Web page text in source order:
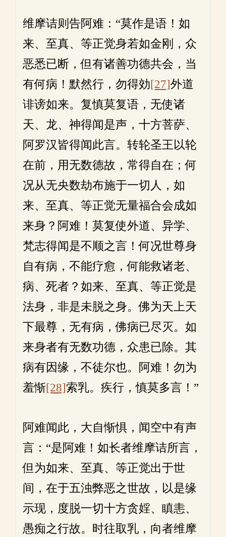
维摩诘则告阿难：“莫作是语！如
来、至真、等正觉身若如金刚，众
恶悉已断，但有诸善功德共会，当
有何病！默然行，勿得効[27]外道
诽谤如来。复慎莫复语，无使诸
天、龙、神得闻是声，十方菩萨、
阿罗汉皆得闻此言。转轮圣王以轮
在前，用无数德故，常得自在；何
况从无央数劫布施于一切人，如
来、至真、等正觉无量福合会成如
来身？阿难！莫复使外道、异学、
梵志得闻是不顺之言！何况世尊身
自有病，不能疗愈，何能救诸老、
病、死者？如来、至真、等正觉是
法身，非是未脱之身。佛为天上天
下最尊，无有病，佛病已尽灭。如
来身者有无数功德，众患已除。其
病有因缘，不徒尔也。阿难！勿为
羞惭[28]索乳。疾行，慎莫多言！”
阿难闻此，大自惭惧，闻空中有声
言：“是阿难！如长者维摩诘所言，
但为如来、至真、等正觉出于世
间，在于五浊弊恶之世故，以是缘
示现，度脱一切十方贪婬、瞋恚、
愚痴之行故。时往取乳，向者维摩